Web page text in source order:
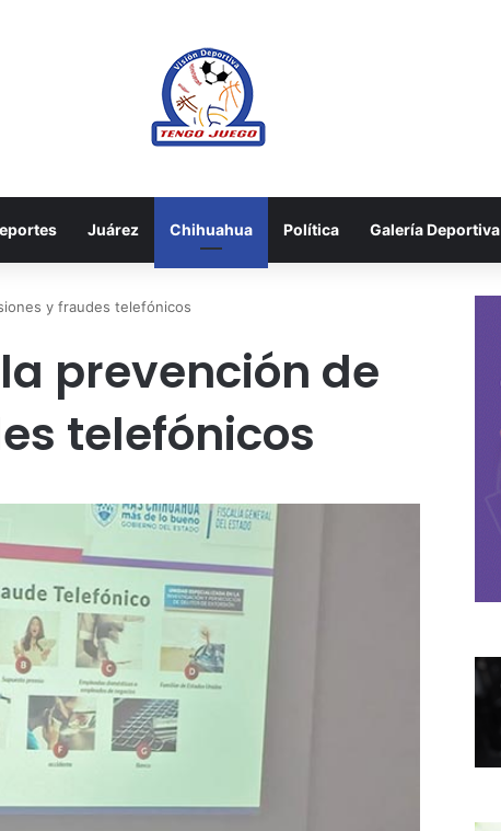
Juárez Chihuahua Política Galería Deportiva
y fraudes telefónicos
prevención de
telefónicos